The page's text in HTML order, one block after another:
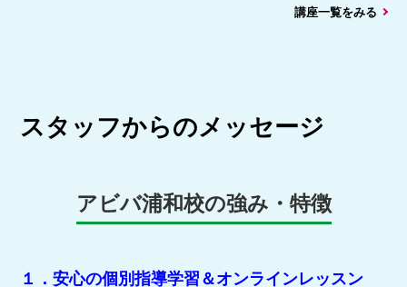
講座一覧をみる
スタッフからのメッセージ
アビバ浦和校の強み・特徴
１．安心の個別指導学習＆オンラインレッスン